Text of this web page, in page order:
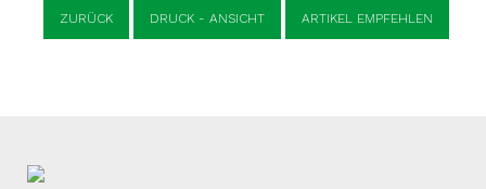
ZURÜCK DRUCK - ANSICHT ARTIKEL EMPFEHLEN